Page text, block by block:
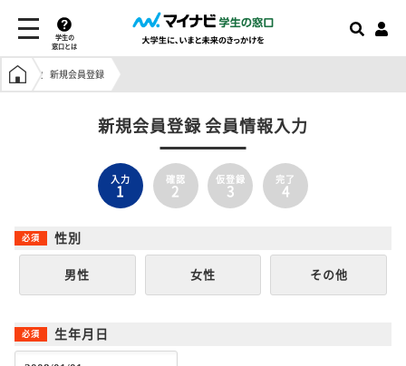
学生の
窓口とは
学生の窓口トップ
新規会員登録
新規会員登録 会員情報入力
入力
1
確認
2
仮登録
3
完了
4
性別
男性 女性 その他
生年月日